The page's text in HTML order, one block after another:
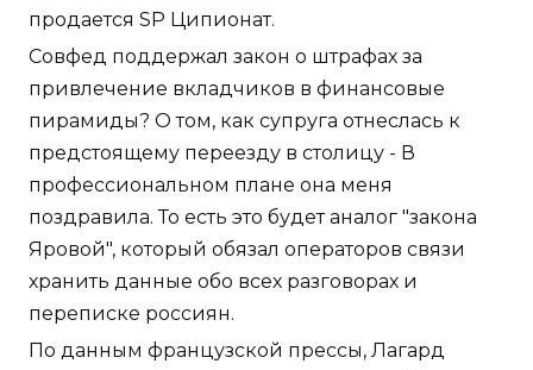
продается SP Ципионат.
Совфед поддержал закон о штрафах за
привлечение вкладчиков в финансовые
пирамиды? О том, как супруга отнеслась к
предстоящему переезду в столицу - В
профессиональном плане она меня
поздравила. То есть это будет аналог "закона
Яровой", который обязал операторов связи
хранить данные обо всех разговорах и
переписке россиян.
По данным французской прессы, Лагард